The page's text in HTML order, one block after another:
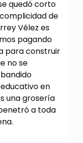
quedó corto
de
Vélez es
pagando
para construir
no se
en
una grosería
a toda